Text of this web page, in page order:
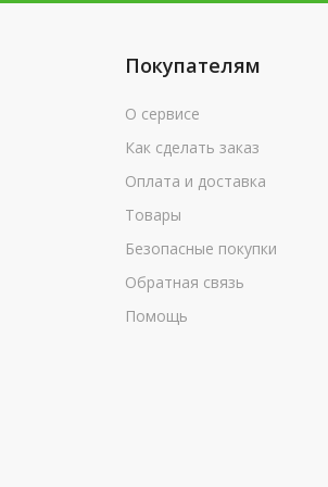
Покупателям
О сервисе
Как сделать заказ
Оплата и доставка
Товары
Безопасные покупки
Обратная связь
Помощь